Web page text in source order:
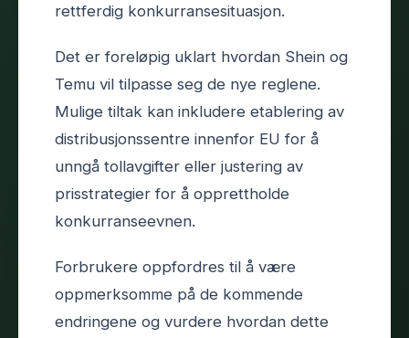
rettferdig konkurransesituasjon.
Det er foreløpig uklart hvordan Shein og
Temu vil tilpasse seg de nye reglene.
Mulige tiltak kan inkludere etablering av
distribusjonssentre innenfor EU for å
unngå tollavgifter eller justering av
prisstrategier for å opprettholde
konkurranseevnen.
Forbrukere oppfordres til å være
oppmerksomme på de kommende
endringene og vurdere hvordan dette